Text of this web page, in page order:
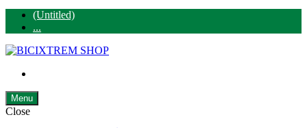
(Untitled)
...
Menu
Close